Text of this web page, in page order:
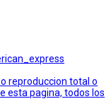
reproduccion total o
esta pagina, todos los